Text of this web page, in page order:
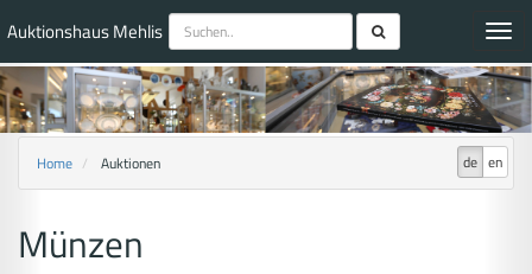
Auktionshaus Mehlis
de en
Home Auktionen
Münzen